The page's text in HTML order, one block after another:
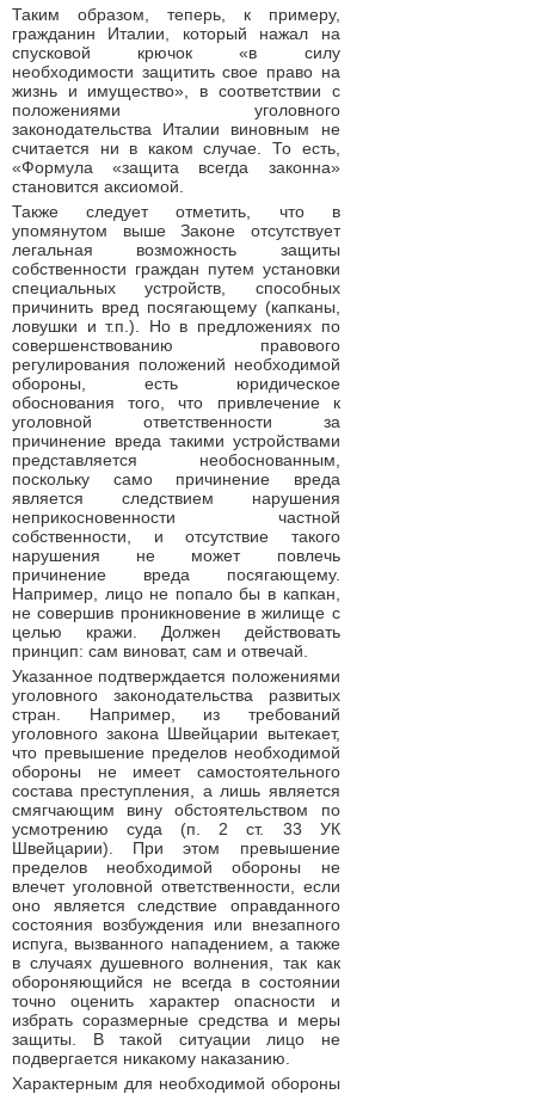
Таким образом, теперь, к примеру,
гражданин Италии, который нажал на
спусковой крючок «в силу
необходимости защитить свое право на
жизнь и имущество», в соответствии с
положениями уголовного
законодательства Италии виновным не
считается ни в каком случае. То есть,
«Формула «защита всегда законна»
становится аксиомой.
Также следует отметить, что в
упомянутом выше Законе отсутствует
легальная возможность защиты
собственности граждан путем установки
специальных устройств, способных
причинить вред посягающему (капканы,
ловушки и т.п.). Но в предложениях по
совершенствованию правового
регулирования положений необходимой
обороны, есть юридическое
обоснования того, что привлечение к
уголовной ответственности за
причинение вреда такими устройствами
представляется необоснованным,
поскольку само причинение вреда
является следствием нарушения
неприкосновенности частной
собственности, и отсутствие такого
нарушения не может повлечь
причинение вреда посягающему.
Например, лицо не попало бы в капкан,
не совершив проникновение в жилище с
целью кражи. Должен действовать
принцип: сам виноват, сам и отвечай.
Указанное подтверждается положениями
уголовного законодательства развитых
стран. Например, из требований
уголовного закона Швейцарии вытекает,
что превышение пределов необходимой
обороны не имеет самостоятельного
состава преступления, а лишь является
смягчающим вину обстоятельством по
усмотрению суда (п. 2 ст. 33 УК
Швейцарии). При этом превышение
пределов необходимой обороны не
влечет уголовной ответственности, если
оно является следствие оправданного
состояния возбуждения или внезапного
испуга, вызванного нападением, а также
в случаях душевного волнения, так как
обороняющийся не всегда в состоянии
точно оценить характер опасности и
избрать соразмерные средства и меры
защиты. В такой ситуации лицо не
подвергается никакому наказанию.
Характерным для необходимой обороны